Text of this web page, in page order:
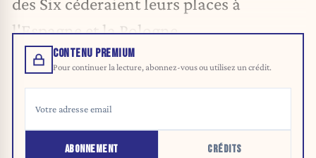
l'Espagne et la Pologne.
CONTENU PREMIUM
Pour continuer la lecture, abonnez-vous ou utilisez un crédit.
ABONNEMENT CRÉDITS